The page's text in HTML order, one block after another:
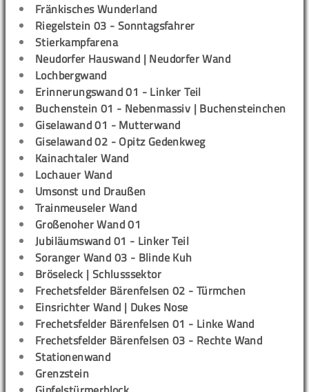
Fränkisches Wunderland
Riegelstein 03 - Sonntagsfahrer
Stierkampfarena
Neudorfer Hauswand | Neudorfer Wand
Lochbergwand
Erinnerungswand 01 - Linker Teil
Buchenstein 01 - Nebenmassiv | Buchensteinchen
Giselawand 01 - Mutterwand
Giselawand 02 - Opitz Gedenkweg
Kainachtaler Wand
Lochauer Wand
Umsonst und Draußen
Trainmeuseler Wand
Großenoher Wand 01
Jubiläumswand 01 - Linker Teil
Soranger Wand 03 - Blinde Kuh
Bröseleck | Schlusssektor
Frechetsfelder Bärenfelsen 02 - Türmchen
Einsrichter Wand | Dukes Nose
Frechetsfelder Bärenfelsen 01 - Linke Wand
Frechetsfelder Bärenfelsen 03 - Rechte Wand
Stationenwand
Grenzstein